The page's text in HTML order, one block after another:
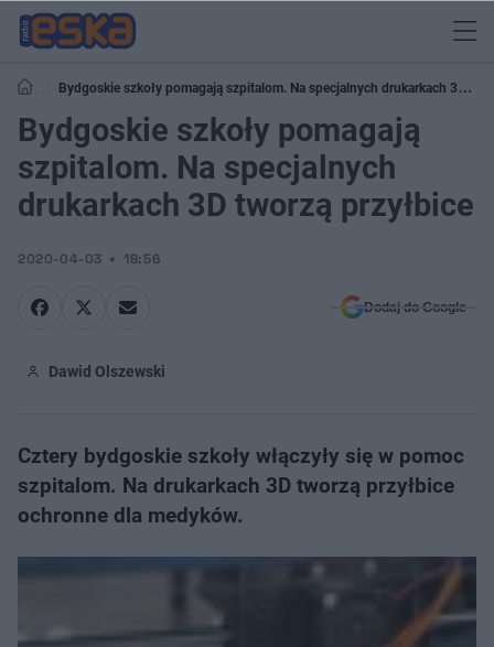
Bydgoskie szkoły pomagają szpitalom. Na specjalnych drukarkach 3D
tworzą przyłbice
Bydgoskie szkoły pomagają
szpitalom. Na specjalnych
drukarkach 3D tworzą przyłbice
2020-04-03 18:56
Dodaj do Google
Dawid Olszewski
Cztery bydgoskie szkoły włączyły się w pomoc
szpitalom. Na drukarkach 3D tworzą przyłbice
ochronne dla medyków.